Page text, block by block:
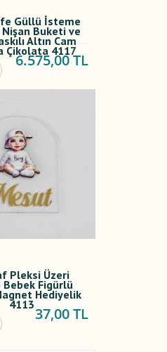
Güllü İsteme
Nişan Buketi ve
Altın Cam
Çikolata 4117
6.575,00 TL
Pleksi Üzeri
Bebek Figürlü
Hediyelik
411337,00 TL